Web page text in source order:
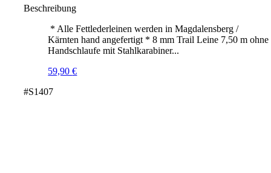
Beschreibung
* Alle Fettlederleinen werden in Magdalensberg /
Kärnten hand angefertigt * 8 mm Trail Leine 7,50 m ohne
Handschlaufe mit Stahlkarabiner...
59,90€
#S1407